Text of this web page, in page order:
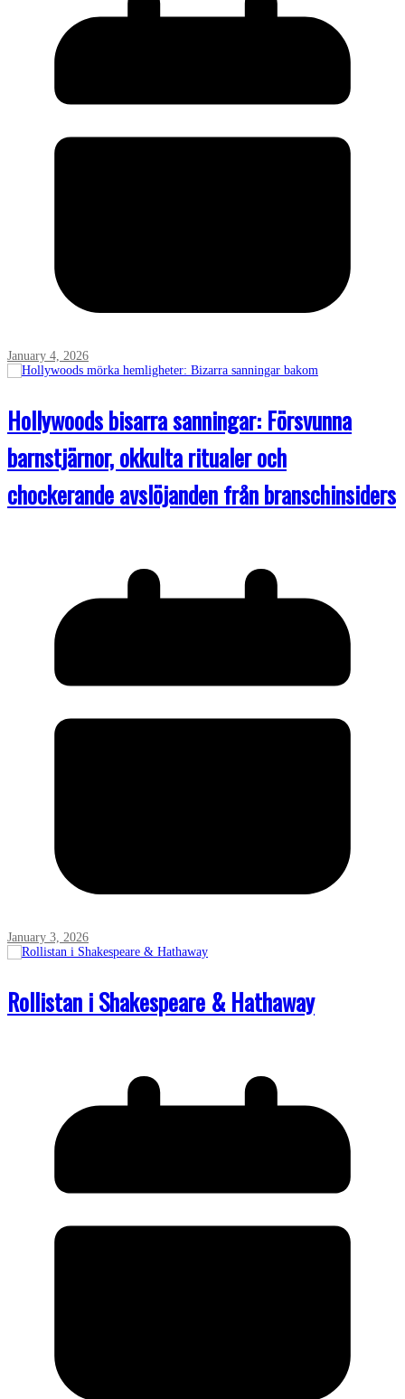
January 4, 2026
Hollywoods bisarra sanningar: Försvunna
barnstjärnor, okkulta ritualer och
chockerande avslöjanden från branschinsiders
January 3, 2026
Rollistan i Shakespeare & Hathaway